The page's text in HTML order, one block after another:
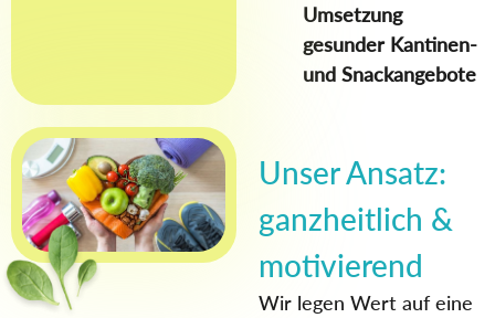
Umsetzung
gesunder Kantinen-
und Snackangebote
Unser Ansatz:
ganzheitlich &
motivierend
Wir legen Wert auf eine